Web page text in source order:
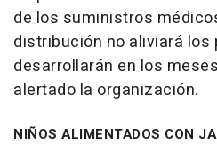
de los suministros
distribución no aliviará los
desarrollarán en los
alertado la organización.
NIÑOS ALIMENTADOS CON